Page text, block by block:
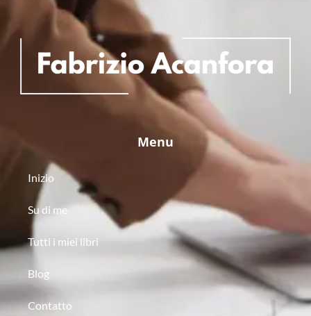
Menu
Inizio
Su di me
Tutti i miei libri
Blog
Contatto